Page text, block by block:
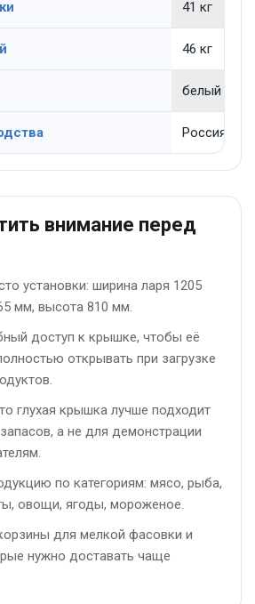
41 кг
46 кг
белый
Россия
внимание перед
установки: ширина ларя 1205
мм, высота 810 мм.
доступ к крышке, чтобы её
открывать при загрузке
глухая крышка лучше подходит
а не для демонстрации
по категориям: мясо, рыба,
овощи, ягоды, мороженое.
для мелкой фасовки и
нужно доставать чаще